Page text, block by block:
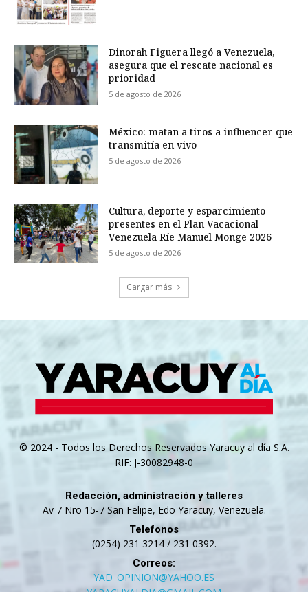
Dinorah Figuera llegó a Venezuela,
asegura que el rescate nacional es
prioridad
5 de agosto de 2026
México: matan a tiros a influencer que
transmitía en vivo
5 de agosto de 2026
Cultura, deporte y esparcimiento
presentes en el Plan Vacacional
Venezuela Ríe Manuel Monge 2026
5 de agosto de 2026
Cargar más
© 2024 - Todos los Derechos Reservados Yaracuy al día S.A.
RIF: J-30082948-0
Redacción, administración y talleres
Av 7 Nro 15-7 San Felipe, Edo Yaracuy, Venezuela.
Telefonos
(0254) 231 3214 / 231 0392.
Correos:
YAD_OPINION@YAHOO.ES